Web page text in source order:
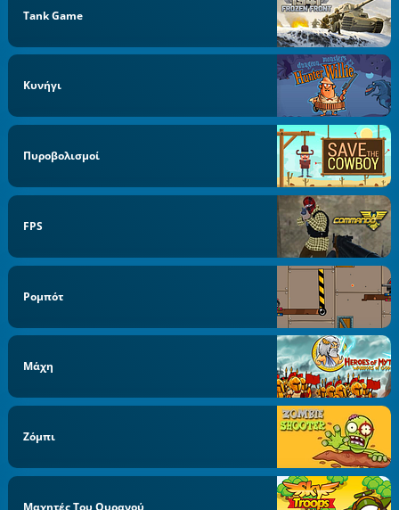
Tank Game
Κυνήγι
Πυροβολισμοί
FPS
Ρομπότ
Μάχη
Ζόμπι
Μαχητές Του Ουρανού